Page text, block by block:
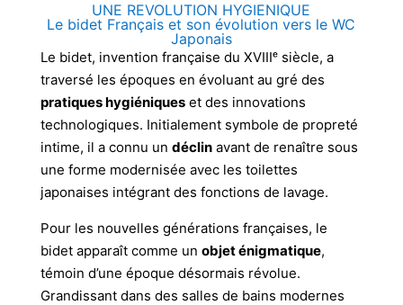
UNE REVOLUTION HYGIENIQUE
Le bidet Français et son évolution vers le WC
Japonais
Le bidet, invention française du XVIIIᵉ siècle, a
traversé les époques en évoluant au gré des
pratiques hygiéniqueset des innovations
technologiques. Initialement symbole de propreté
intime, il a connu un déclinavant de renaître sous
une forme modernisée avec les toilettes
japonaises intégrant des fonctions de lavage.
Pour les nouvelles générations françaises, le
bidet apparaît comme un objet énigmatique,
témoin d’une époque désormais révolue.
Grandissant dans des salles de bains modernes